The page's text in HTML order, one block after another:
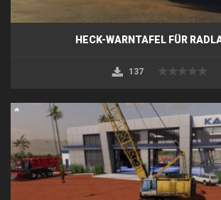
HECK-WARNTAFEL FÜR
137